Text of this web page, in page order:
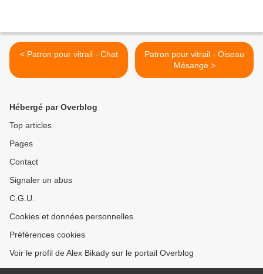
< Patron pour vitrail - Chat
Patron pour vitrail - Oiseau
Mésange >
Hébergé par Overblog
Top articles
Pages
Contact
Signaler un abus
C.G.U.
Cookies et données personnelles
Préférences cookies
Voir le profil de Alex Bikady sur le portail Overblog